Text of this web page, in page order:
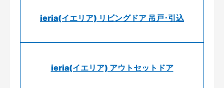
ieria(イエリア) リビングドア 吊戸･引込
ieria(イエリア) アウトセットドア